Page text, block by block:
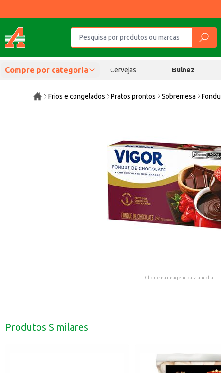
Compre por categoria Cervejas Bulnez
Frios e congelados Pratos prontos Sobremesa
Clique na imagem para ampliar.
Produtos Similares